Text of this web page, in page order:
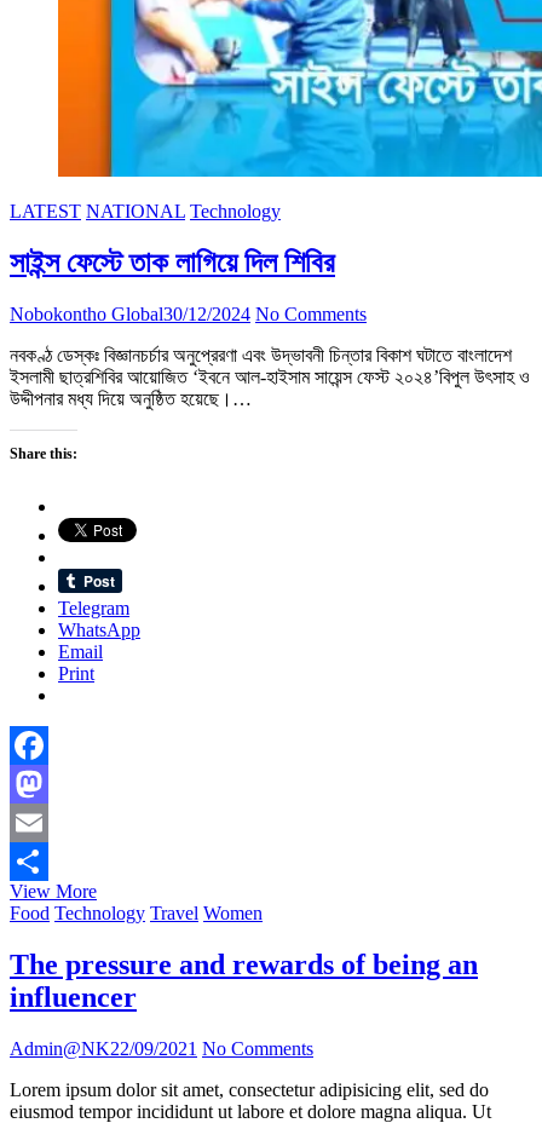
LATEST NATIONAL Technology
সাইন্স ফেস্টে তাক লাগিয়ে দিল শিবির
Nobokontho Global30/12/2024 No Comments
নবকণ্ঠ ডেস্কঃ বিজ্ঞানচর্চার অনুপ্রেরণা এবং উদ্ভাবনী চিন্তার বিকাশ ঘটাতে বাংলাদেশ
ইসলামী ছাত্রশিবির আয়োজিত ‘ইবনে আল-হাইসাম সায়েন্স ফেস্ট ২০২৪’বিপুল উৎসাহ ও
উদ্দীপনার মধ্য দিয়ে অনুষ্ঠিত হয়েছে।…
Share this:
Telegram
WhatsApp
Email
Print
Facebook
Mastodon
Email
Share
View Moreসাইন্স
ফেস্টে
দিল
শিবির
Food Technology Travel Women
The pressure and rewards of being an
influencer
Admin@NK22/09/2021 No Comments
Lorem ipsum dolor sit amet, consectetur adipisicing elit, sed do
eiusmod tempor incididunt ut labore et dolore magna aliqua. Ut